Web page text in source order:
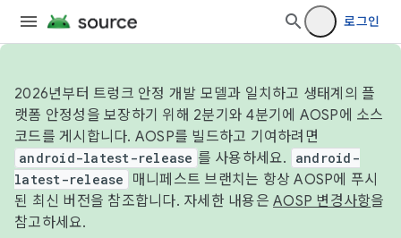
로그인
2026년부터 트렁크 안정 개발 모델과 일치하고 생태계의 플
랫폼 안정성을 보장하기 위해 2분기와 4분기에 AOSP에 소스
코드를 게시합니다. AOSP를 빌드하고 기여하려면
android-latest-release 를 사용하세요.
android-
latest-release
매니페스트 브랜치는 항상 AOSP에 푸시
된 최신 버전을 참조합니다. 자세한 내용은 AOSP 변경사항을
참고하세요.